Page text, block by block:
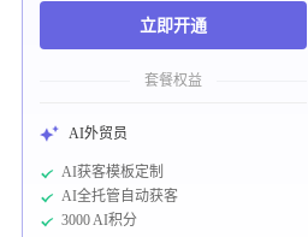
立即开通
套餐权益
AI外贸员
AI获客模板定制
AI全托管自动获客
3000 AI积分